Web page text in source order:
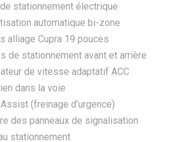
stationnement électrique
automatique bi-zone
alliage Cupra 19 pouces
de stationnement avant et arrière
de vitesse adaptatif ACC
dans la voie
(freinage d’urgence)
des panneaux de signalisation
stationnement